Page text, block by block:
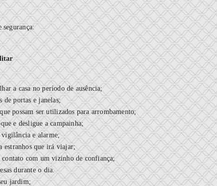
segurança:
a casa no período de ausência;
de portas e janelas;
possam ser utilizados para arrombamento;
e desligue a campainha;
vigilância e alarme;
estranhos que irá viajar;
com um vizinho de confiança;
durante o dia.
jardim;